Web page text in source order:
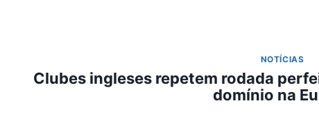
NOTÍCIAS
Clubes ingleses repetem rodada
domínio na